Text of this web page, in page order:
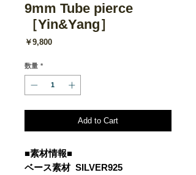
9mm Tube pierce
［Yin&Yang］
￥9,800価
数量 *
Add to Cart
■素材情報■
ベース素材 SILVER925